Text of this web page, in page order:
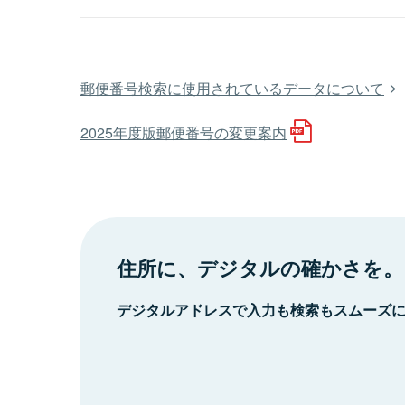
郵便番号検索に使用されているデータについて
2025年度版郵便番号の変更案内
住所に、デジタルの確かさを。
デジタルアドレスで入力も検索もスムーズ